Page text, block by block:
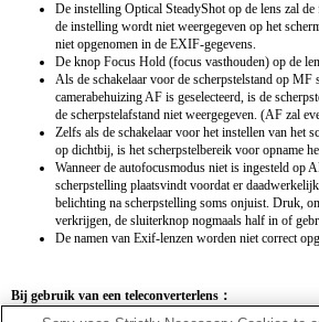
De instelling Optical SteadyShot op de lens zal de
de instelling wordt niet weergegeven op het
niet opgenomen in de EXIF-gegevens.
De knop Focus Hold (focus vasthouden) op de
Als de schakelaar voor de scherpstelstand op MF
camerabehuizing AF is geselecteerd, is de
de scherpstelafstand niet weergegeven. (AF zal
Zelfs als de schakelaar voor het instellen van het
op dichtbij, is het scherpstelbereik voor opname
Wanneer de autofocusmodus niet is ingesteld op
scherpstelling plaatsvindt voordat er
belichting na scherpstelling soms onjuist. Druk,
verkrijgen, de sluiterknop nogmaals half in of
De namen van Exif-lenzen worden niet correct
Bij gebruik van een teleconverterlens：